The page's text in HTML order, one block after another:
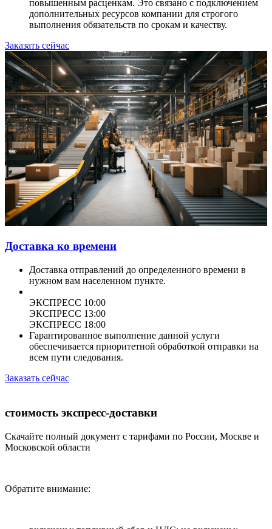
повышенным расценкам. Это связано с подключением
дополнительных ресурсов компании для строгого
выполнения обязательств по срокам и качеству.
Заказать сейчас
Доставка ко времени
Доставка отправлений до определенного времени в
нужном вам населенном пункте.
ЭКСПРЕСС 10:00
ЭКСПРЕСС 13:00
ЭКСПРЕСС 18:00
Гарантированное выполнение данной услуги
обеспечивается приоритетной обработкой отправки на
всем пути следования.
Заказать сейчас
стоимость экспресс-доставки
Скачайте полный документ с тарифами по России, Москве и
Московской области
Обратите внимание: